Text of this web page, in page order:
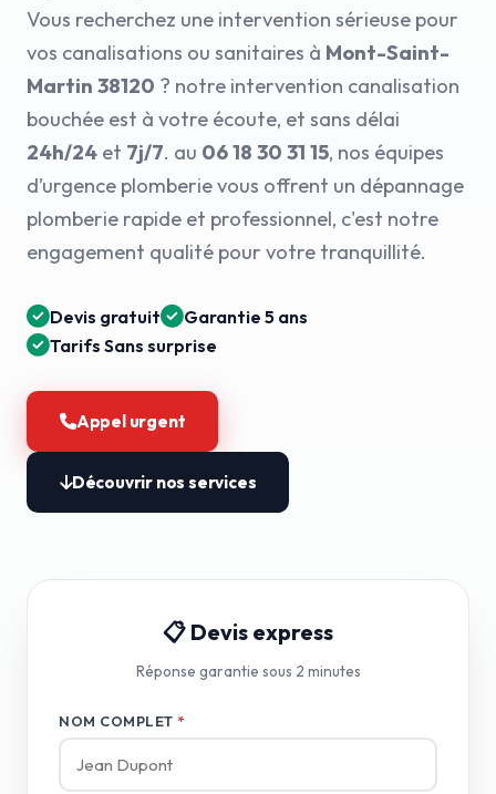
Vous recherchez une intervention sérieuse pour
vos canalisations ou sanitaires à Mont-Saint-
Martin 38120 ? notre intervention canalisation
bouchée est à votre écoute, et sans délai
24h/24 et 7j/7. au 06 18 30 31 15, nos équipes
d’urgence plomberie vous offrent un dépannage
plomberie rapide et professionnel, c'est notre
engagement qualité pour votre tranquillité.
Devis gratuit
Garantie 5 ans
Tarifs Sans surprise
Appel urgent
Découvrir nos services
📋 Devis express
Réponse garantie sous 2 minutes
NOM COMPLET *